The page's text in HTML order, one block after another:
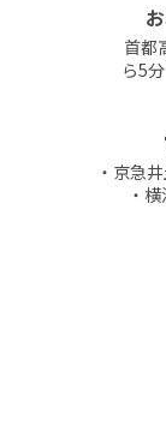
首都
ら5
・京急
・